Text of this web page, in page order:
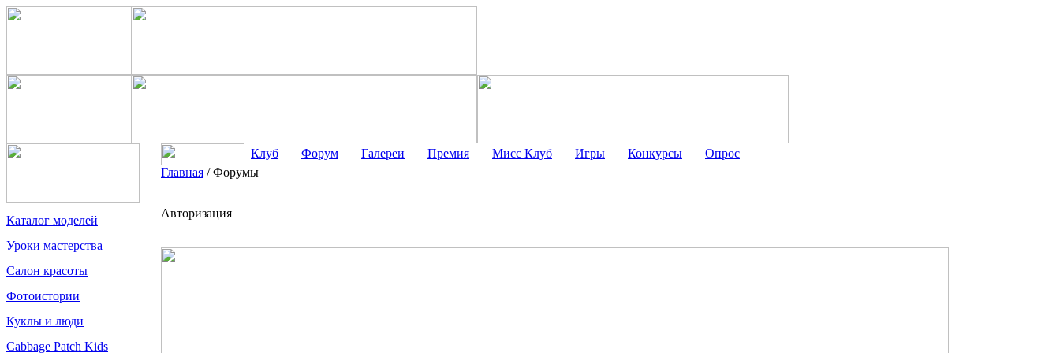
Каталог моделей
Уроки мастерства
Салон красоты
Фотоистории
Куклы и люди
Cabbage Patch Kids
Клуб Форум Галереи Премия Мисс Клуб Игры Конкурсы
Опрос
Главная /Форумы
Авторизация